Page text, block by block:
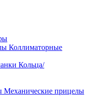
Коллиматорные
Кольца/
Механические прицелы